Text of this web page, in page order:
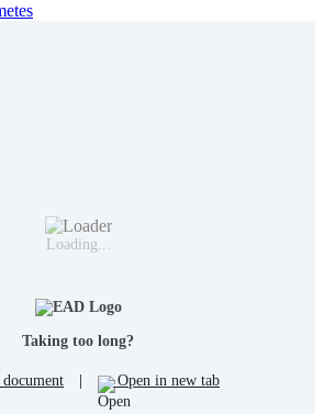
Loading...
Taking too long?
Open in new tab